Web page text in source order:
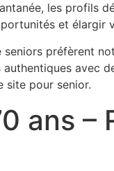
les profils
et élargir
préfèrent
avec
site pour senior.
ans –